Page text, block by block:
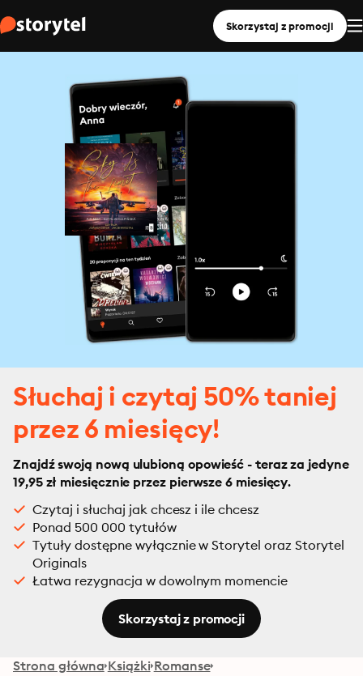
Skorzystaj z promocji
Słuchaj i czytaj 50% taniej
przez 6 miesięcy!
Znajdź swoją nową ulubioną opowieść - teraz za jedyne
19,95 zł miesięcznie przez pierwsze 6 miesięcy.
Czytaj i słuchaj jak chcesz i ile chcesz
Ponad 500 000 tytułów
Tytuły dostępne wyłącznie w Storytel oraz Storytel
Originals
Łatwa rezygnacja w dowolnym momencie
Skorzystaj z promocji
Strona główna Książki Romanse